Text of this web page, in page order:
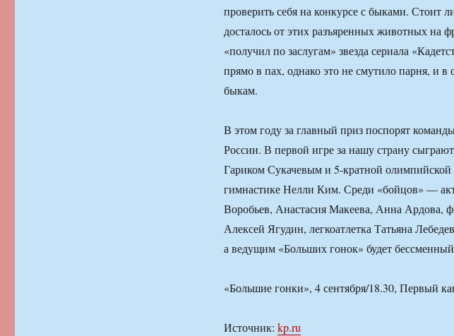
проверить себя на конкурсе с быками. Стоит
досталось от этих разъяренных животных на
«получил по заслугам» звезда сериала
прямо в пах, однако это не смутило парня, и
быкам.
В этом году за главный приз поспорят
России. В первой игре за нашу страну
Гариком Сукачевым и 5-кратной
гимнастике Нелли Ким. Среди «бойцов» —
Воробьев, Анастасия Макеева, Анна Ардова,
Алексей Ягудин, легкоатлетка Татьяна
а ведущим «Больших гонок» будет
«Большие гонки», 4 сентября/18.30, Первый
Источник: kp.ru